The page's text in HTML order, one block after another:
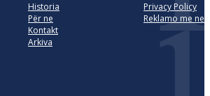
Historia
Për ne
Kontakt
Arkiva
Privacy Policy
Reklamo me ne